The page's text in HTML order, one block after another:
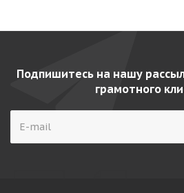
Подпишитесь на нашу
грамотного